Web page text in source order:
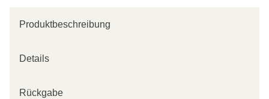
Produktbeschreibung
Details
Rückgabe